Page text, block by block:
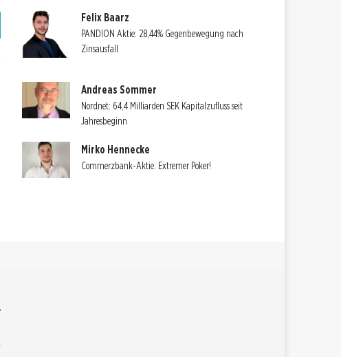
Felix Baarz
PANDION Aktie: 28,44% Gegenbewegung nach
Zinsausfall
Andreas Sommer
Nordnet: 64,4 Milliarden SEK Kapitalzufluss seit
Jahresbeginn
Mirko Hennecke
Commerzbank-Aktie: Extremer Poker!